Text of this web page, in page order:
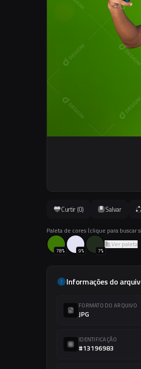
Curtir (0) Salvar
Paleta de cores (clique para buscar
78% 9% 7%
Ver paleta
Informações do
FORMATO DO ARQUIVO
JPG
IDENTIFICAÇÃO
#13196983